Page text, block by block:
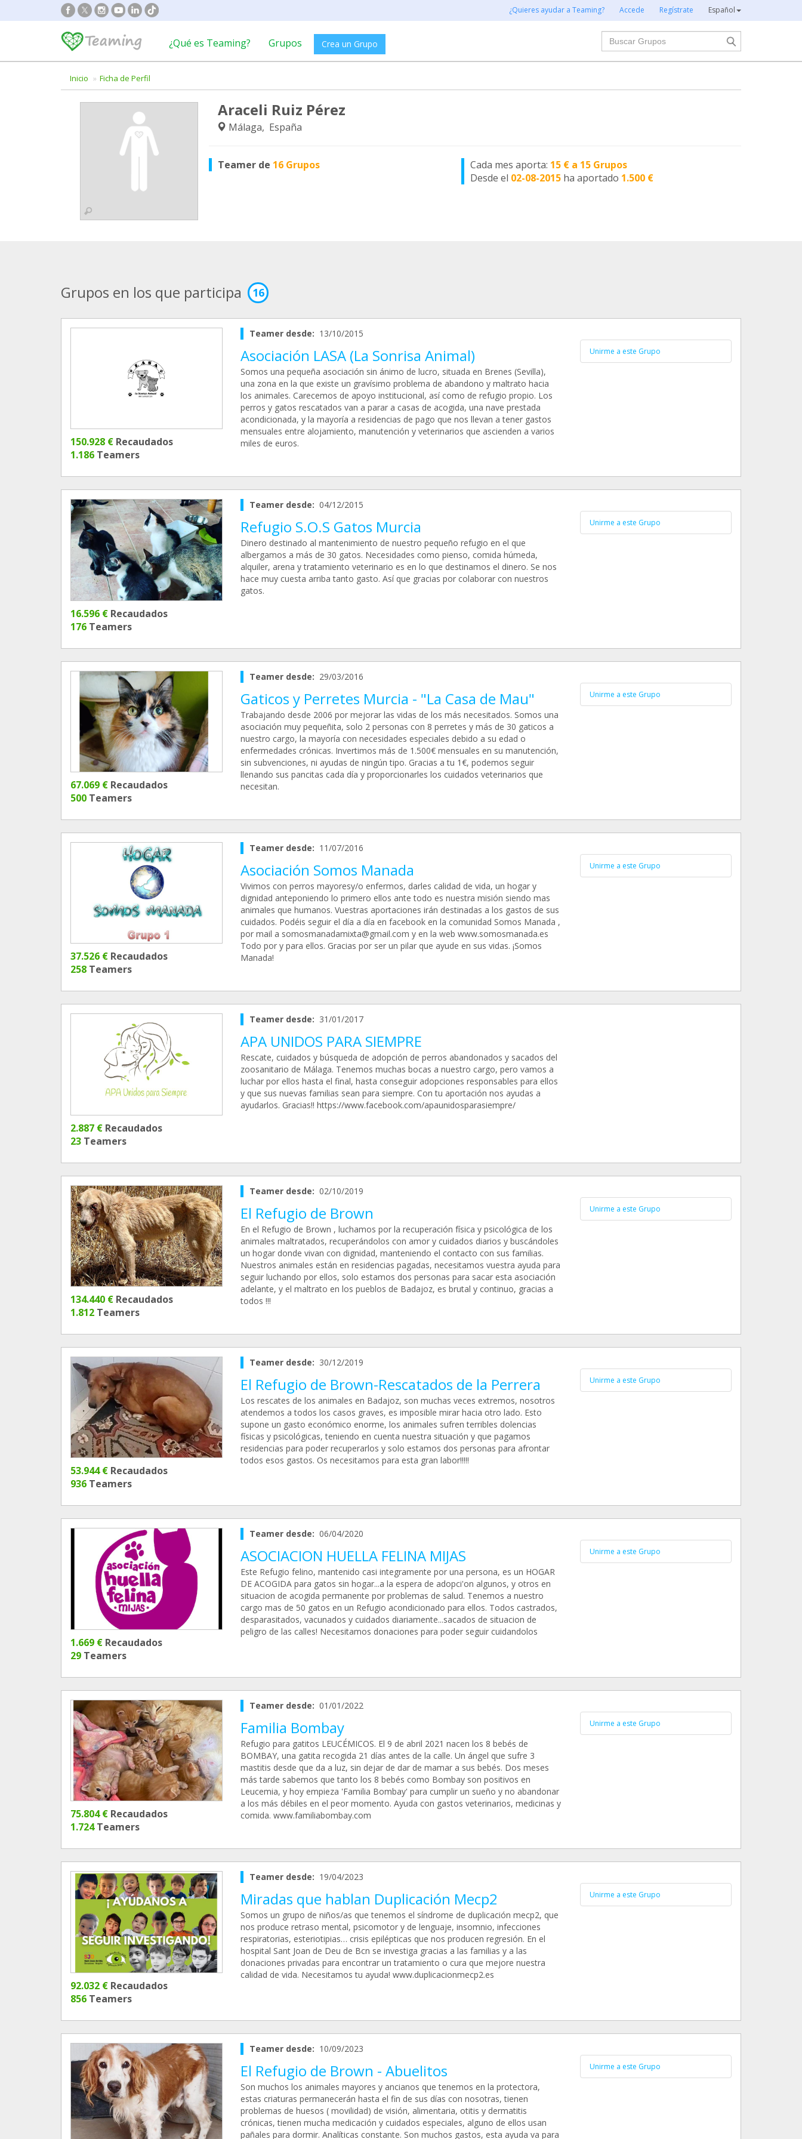
¿Quieres ayudar a Teaming? Accede Regístrate Español
¿Qué es Teaming? Grupos Crea un Grupo
Buscar
Inicio Ficha de Perfil
Araceli Ruiz Pérez
Málaga, España
Teamer de 16 Grupos Cada mes aporta: 15 € a 15 Grupos
Desde el 02-08-2015 ha aportado 1.500 €
Grupos en los que participa 16
150.928 € Recaudados
1.186 Teamers
Teamer desde: 13/10/2015
Asociación LASA (La Sonrisa Animal)
Somos una pequeña asociación sin ánimo de lucro, situada en Brenes (Sevilla),
una zona en la que existe un gravísimo problema de abandono y maltrato hacia
los animales. Carecemos de apoyo institucional, así como de refugio propio. Los
perros y gatos rescatados van a parar a casas de acogida, una nave prestada
acondicionada, y la mayoría a residencias de pago que nos llevan a tener gastos
mensuales entre alojamiento, manutención y veterinarios que ascienden a varios
miles de euros.
Unirme a este Grupo
16.596 € Recaudados
176 Teamers
Teamer desde: 04/12/2015
Refugio S.O.S Gatos Murcia
Dinero destinado al mantenimiento de nuestro pequeño refugio en el que
albergamos a más de 30 gatos. Necesidades como pienso, comida húmeda,
alquiler, arena y tratamiento veterinario es en lo que destinamos el dinero. Se nos
hace muy cuesta arriba tanto gasto. Así que gracias por colaborar con nuestros
gatos.
Unirme a este Grupo
67.069 € Recaudados
500 Teamers
Teamer desde: 29/03/2016
Gaticos y Perretes Murcia - "La Casa de Mau"
Trabajando desde 2006 por mejorar las vidas de los más necesitados. Somos una
asociación muy pequeñita, solo 2 personas con 8 perretes y más de 30 gaticos a
nuestro cargo, la mayoría con necesidades especiales debido a su edad o
enfermedades crónicas. Invertimos más de 1.500€ mensuales en su manutención,
sin subvenciones, ni ayudas de ningún tipo. Gracias a tu 1€, podemos seguir
llenando sus pancitas cada día y proporcionarles los cuidados veterinarios que
necesitan.
Unirme a este Grupo
37.526 € Recaudados
258 Teamers
Teamer desde: 11/07/2016
Asociación Somos Manada
Vivimos con perros mayoresy/o enfermos, darles calidad de vida, un hogar y
dignidad anteponiendo lo primero ellos ante todo es nuestra misión siendo mas
animales que humanos. Vuestras aportaciones irán destinadas a los gastos de sus
cuidados. Podéis seguir el día a día en facebook en la comunidad Somos Manada ,
por mail a somosmanadamixta@gmail.com y en la web www.somosmanada.es
Todo por y para ellos. Gracias por ser un pilar que ayude en sus vidas. ¡Somos
Manada!
Unirme a este Grupo
2.887 € Recaudados
23 Teamers
Teamer desde: 31/01/2017
APA UNIDOS PARA SIEMPRE
Rescate, cuidados y búsqueda de adopción de perros abandonados y sacados del
zoosanitario de Málaga. Tenemos muchas bocas a nuestro cargo, pero vamos a
luchar por ellos hasta el final, hasta conseguir adopciones responsables para ellos
y que sus nuevas familias sean para siempre. Con tu aportación nos ayudas a
ayudarlos. Gracias!! https://www.facebook.com/apaunidosparasiempre/
134.440 € Recaudados
1.812 Teamers
Teamer desde: 02/10/2019
El Refugio de Brown
En el Refugio de Brown , luchamos por la recuperación física y psicológica de los
animales maltratados, recuperándolos con amor y cuidados diarios y buscándoles
un hogar donde vivan con dignidad, manteniendo el contacto con sus familias.
Nuestros animales están en residencias pagadas, necesitamos vuestra ayuda para
seguir luchando por ellos, solo estamos dos personas para sacar esta asociación
adelante, y el maltrato en los pueblos de Badajoz, es brutal y continuo, gracias a
todos !!!
Unirme a este Grupo
53.944 € Recaudados
936 Teamers
Teamer desde: 30/12/2019
El Refugio de Brown-Rescatados de la Perrera
Los rescates de los animales en Badajoz, son muchas veces extremos, nosotros
atendemos a todos los casos graves, es imposible mirar hacia otro lado. Esto
supone un gasto económico enorme, los animales sufren terribles dolencias
físicas y psicológicas, teniendo en cuenta nuestra situación y que pagamos
residencias para poder recuperarlos y solo estamos dos personas para afrontar
todos esos gastos. Os necesitamos para esta gran labor!!!!!
Unirme a este Grupo
1.669 € Recaudados
29 Teamers
Teamer desde: 06/04/2020
ASOCIACION HUELLA FELINA MIJAS
Este Refugio felino, mantenido casi integramente por una persona, es un HOGAR
DE ACOGIDA para gatos sin hogar...a la espera de adopci'on algunos, y otros en
situacion de acogida permanente por problemas de salud. Tenemos a nuestro
cargo mas de 50 gatos en un Refugio acondicionado para ellos. Todos castrados,
desparasitados, vacunados y cuidados diariamente...sacados de situacion de
peligro de las calles! Necesitamos donaciones para poder seguir cuidandolos
Unirme a este Grupo
75.804 € Recaudados
1.724Teamers
Teamer desde: 01/01/2022
Familia Bombay
Refugio para gatitos LEUCÉMICOS. El 9 de abril 2021 nacen los 8 bebés de
BOMBAY, una gatita recogida 21 días antes de la calle. Un ángel que sufre 3
mastitis desde que da a luz, sin dejar de dar de mamar a sus bebés. Dos meses
más tarde sabemos que tanto los 8 bebés como Bombay son positivos en
Leucemia, y hoy empieza 'Familia Bombay' para cumplir un sueño y no abandonar
a los más débiles en el peor momento. Ayuda con gastos veterinarios, medicinas y
comida. www.familiabombay.com
Unirme a este Grupo
92.032 € Recaudados
856 Teamers
Teamer desde: 19/04/2023
Miradas que hablan Duplicación Mecp2
Somos un grupo de niños/as que tenemos el síndrome de duplicación mecp2, que
nos produce retraso mental, psicomotor y de lenguaje, insomnio, infecciones
respiratorias, esteriotipias… crisis epilépticas que nos producen regresión. En el
hospital Sant Joan de Deu de Bcn se investiga gracias a las familias y a las
donaciones privadas para encontrar un tratamiento o cura que mejore nuestra
calidad de vida. Necesitamos tu ayuda! www.duplicacionmecp2.es
Unirme a este Grupo
Teamer desde: 10/09/2023
El Refugio de Brown - Abuelitos
Son muchos los animales mayores y ancianos que tenemos en la protectora,
estas criaturas permanecerán hasta el fin de sus días con nosotras, tienen
problemas de huesos ( movilidad) de visión, alimentaria, otitis y dermatitis
crónicas, tienen mucha medicación y cuidados especiales, alguno de ellos usan
pañales para dormir. Analíticas constante. Son muchos gastos, esta ayuda va para
Unirme a este Grupo